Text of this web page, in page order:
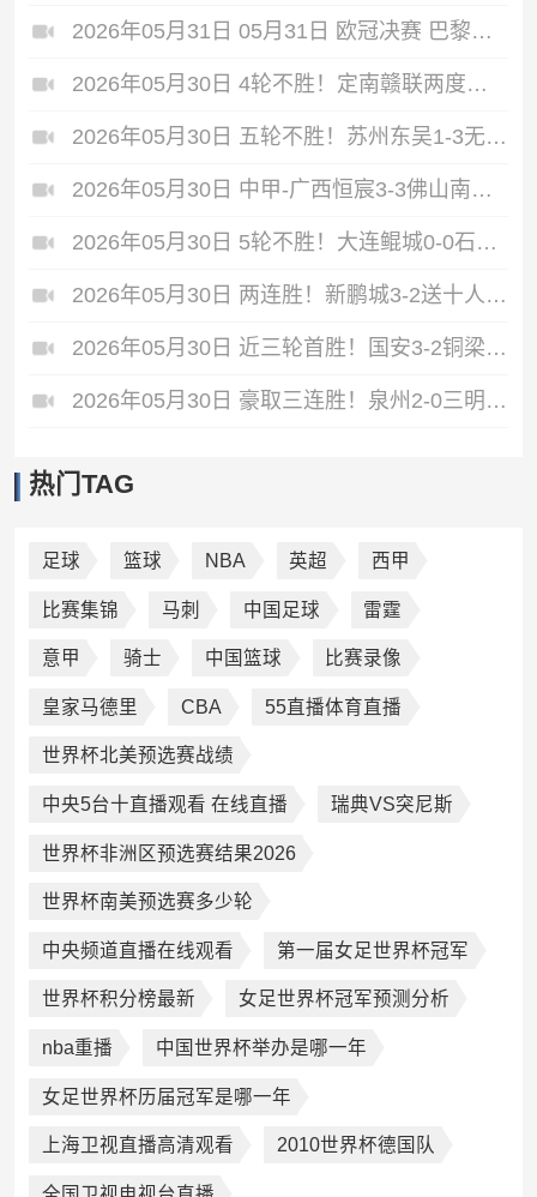
2026年05月31日 05月31日 欧冠决赛 巴黎圣日耳曼vs阿森纳 进球视频
2026年05月30日 4轮不胜！定南赣联两度被扳平2-2梅州客家 唐诗世界波冯刚破门
2026年05月30日 五轮不胜！苏州东吴1-3无锡吴钩 努尔达努斯双响无锡近七轮首胜
2026年05月30日 中甲-广西恒宸3-3佛山南狮 南狮4连平 拉普辛双响刘欢头球破门
2026年05月30日 5轮不胜！大连鲲城0-0石家庄功夫 石家庄功夫8轮不胜仍处降级区
2026年05月30日 两连胜！新鹏城3-2送十人海牛四连败 韦斯利帽子戏法叶博亚直红
2026年05月30日 近三轮首胜！国安3-2铜梁龙 法比奥双响塞鸟破门 肯帕努两献助攻
2026年05月30日 豪取三连胜！泉州2-0三明 蔡紫槟点射何跃南补射建功三明四连败
热门TAG
足球 篮球 NBA 英超 西甲
比赛集锦 马刺 中国足球 雷霆
意甲 骑士 中国篮球 比赛录像
皇家马德里 CBA 55直播体育直播
世界杯北美预选赛战绩
中央5台十直播观看 在线直播 瑞典VS突尼斯
世界杯非洲区预选赛结果2026
世界杯南美预选赛多少轮
中央频道直播在线观看 第一届女足世界杯冠军
世界杯积分榜最新 女足世界杯冠军预测分析
nba重播 中国世界杯举办是哪一年
女足世界杯历届冠军是哪一年
上海卫视直播高清观看 2010世界杯德国队